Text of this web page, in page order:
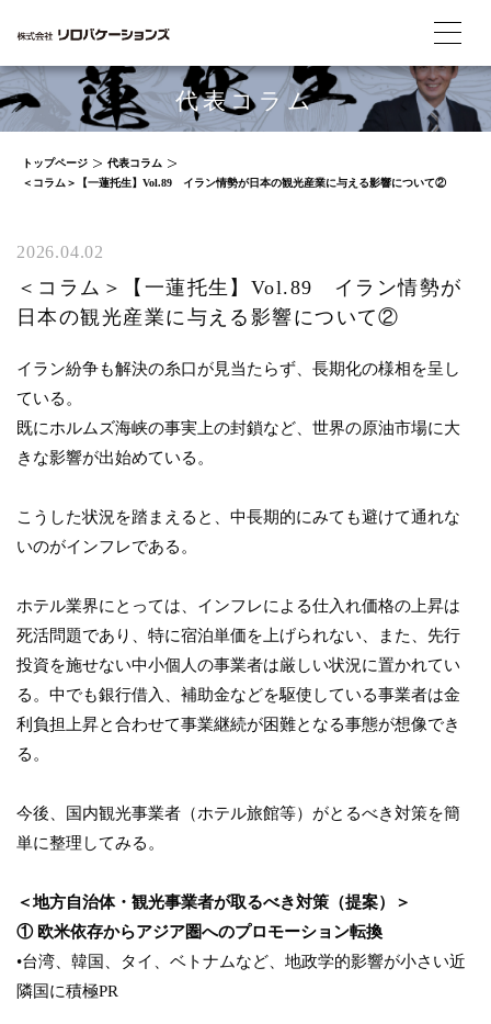
代表コラム
トップページ
代表コラム
＜コラム＞【一蓮托生】Vol.89 イラン情勢が日本の観光産業に与える影響について②
2026.04.02
＜コラム＞【一蓮托生】Vol.89 イラン情勢が
日本の観光産業に与える影響について②
イラン紛争も解決の糸口が見当たらず、長期化の様相を呈し
ている。
既にホルムズ海峡の事実上の封鎖など、世界の原油市場に大
きな影響が出始めている。
こうした状況を踏まえると、中長期的にみても避けて通れな
いのがインフレである。
ホテル業界にとっては、インフレによる仕入れ価格の上昇は
死活問題であり、特に宿泊単価を上げられない、また、先行
投資を施せない中小個人の事業者は厳しい状況に置かれてい
る。中でも銀行借入、補助金などを駆使している事業者は金
利負担上昇と合わせて事業継続が困難となる事態が想像でき
る。
今後、国内観光事業者（ホテル旅館等）がとるべき対策を簡
単に整理してみる。
＜地方自治体・観光事業者が取るべき対策（提案）＞
① 欧米依存からアジア圏へのプロモーション転換
•台湾、韓国、タイ、ベトナムなど、地政学的影響が小さい近
隣国に積極PR